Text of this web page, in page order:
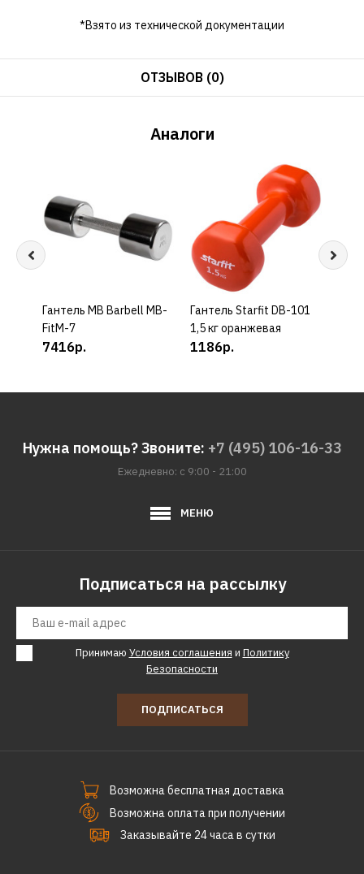
*Взято из технической документации
ОТЗЫВОВ (0)
Аналоги
КУПИТЬ
Гантель MB Barbell MB-
FitM-7
7416р.
КУПИТЬ
Гантель Starfit DB-101
1,5 кг оранжевая
1186р.
Нужна помощь? Звоните: +7 (495) 106-16-33
Ежедневно: с 9:00 - 21:00
МЕНЮ
Подписаться на рассылку
Принимаю Условия соглашения и Политику
Безопасности
ПОДПИСАТЬСЯ
Возможна бесплатная доставка
Возможна оплата при получении
Заказывайте 24 часа в сутки